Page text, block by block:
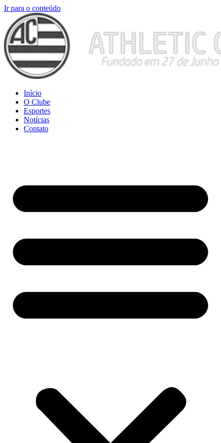
Ir para o conteúdo
Início
O Clube
Esportes
Notícias
Contato